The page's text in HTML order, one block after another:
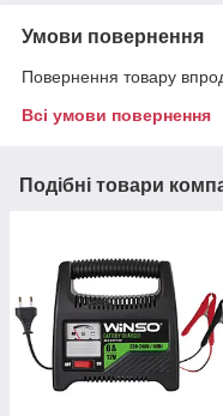
Умови повернення
Повернення товару
Всі умови повернення
Подібні товари